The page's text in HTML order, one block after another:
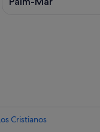
Cristianos